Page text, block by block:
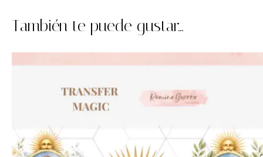
También te puede gustar...